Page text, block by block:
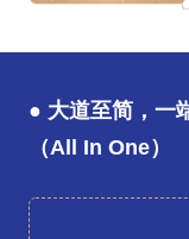
● 大道至简，一
（All In One）